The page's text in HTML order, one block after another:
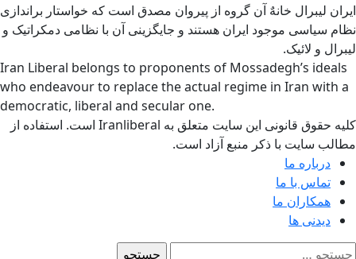
ایران لیبرال خانهٌ آن گروه از پیروان مصدق است که خواستار براندازی
نظام سیاسی موجود ایران هستند و جایگزینی آن با نظامی دمکراتیک و
لیبرال و لائیک.
Iran Liberal belongs to proponents of Mossadegh’s ideals
who endeavour to replace the actual regime in Iran with a
democratic, liberal and secular one.
کلیه حقوق قانونی این سایت متعلق به Iranliberal است. استفاده از
مطالب سایت با ذکر منبع آزاد است.
درباره ما
تماس با ما
همکاران ما
دیدنی ها
جستجو